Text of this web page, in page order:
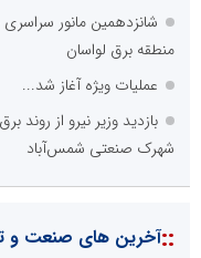
شانزدهمین مانور
منطقه برق لواسان
عملیات ویژه آغاز شد...
بازدید وزیر نیرو از
شهرک صنعتی شمس‌آباد
::آخرین های صنعت و